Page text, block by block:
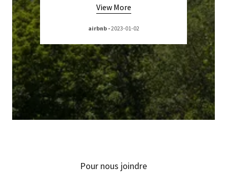
View More
airbnb-2023-01-02
Pour nous joindre